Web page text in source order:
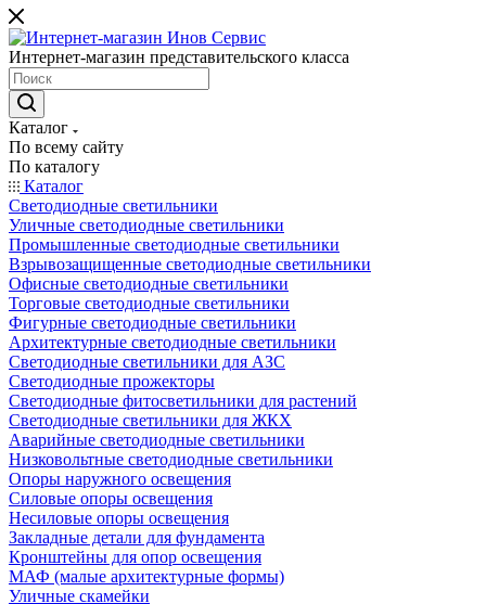
Интернет-магазин представительского класса
Каталог
По всему сайту
По каталогу
Каталог
Светодиодные светильники
Уличные светодиодные светильники
Промышленные светодиодные светильники
Взрывозащищенные светодиодные светильники
Офисные светодиодные светильники
Торговые светодиодные светильники
Фигурные светодиодные светильники
Архитектурные светодиодные светильники
Светодиодные светильники для АЗС
Светодиодные прожекторы
Светодиодные фитосветильники для растений
Светодиодные светильники для ЖКХ
Аварийные светодиодные светильники
Низковольтные светодиодные светильники
Опоры наружного освещения
Силовые опоры освещения
Несиловые опоры освещения
Закладные детали для фундамента
Кронштейны для опор освещения
МАФ (малые архитектурные формы)
Уличные скамейки